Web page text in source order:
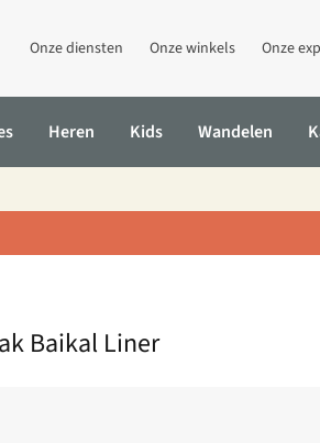
Onze diensten Onze winkels Onze
Heren Kids Wandelen
Baikal Liner